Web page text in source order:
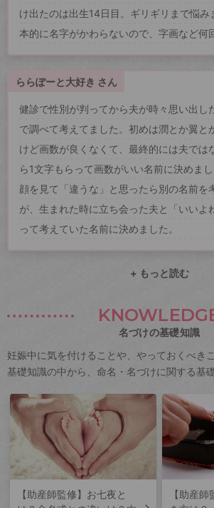
け出たのは出生14日目。ギリギリまで悩み
本的に名字がかわらないので、字画など何
ららぽーと大好き さん
健診で性別が判ってから夫が時々思い出し
で調べて考えてました。初めは潤とか翼と
けど画数が良くなくて、最終的には夫では
ら1文字もらって画数がいい名前に決めま
顔を見て「違うな」と思ったら別の名前を
が、生まれた時に立ち会った夫と「いいよ
って考えていた名前に決めました。
+ もっと読む
名づけの基礎知識
妊娠中に気を付けることや、やっておくべき
基礎知識の中から、命名・名づけに関する基
【助産師監修】お七夜と
【助産